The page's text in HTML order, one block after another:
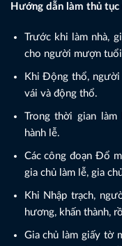
Hướng dẫn làm thủ
Trước khi làm nhà,
cho người mượn tuổi
Khi Động thổ, người
vái và động thổ.
Trong thời gian
hành lễ.
Các công đoạn Đổ
gia chủ làm lễ, gia
Khi Nhập trạch,
hương, khấn thành,
Gia chủ làm giấy tờ